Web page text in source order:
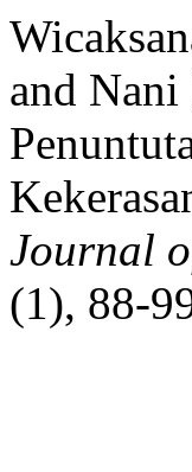
and
Journal
(1), 88-